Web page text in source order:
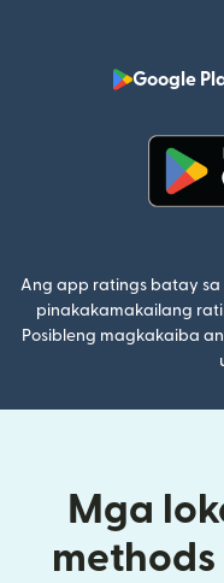
Google
Ang app ratings batay
pinakakamakailang
Posibleng magkakaiba
Mga